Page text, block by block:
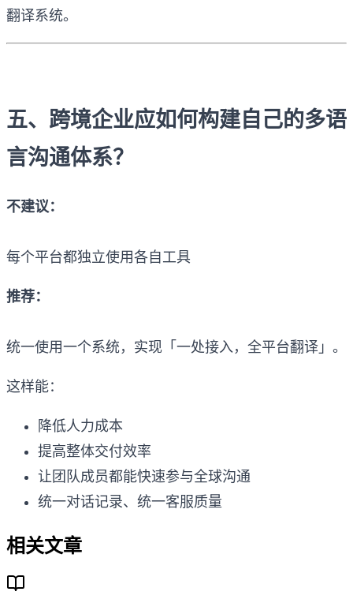
翻译系统。
五、跨境企业应如何构建自己的多语
言沟通体系？
不建议：
每个平台都独立使用各自工具
推荐：
统一使用一个系统，实现「一处接入，全平台翻译」。
这样能：
降低人力成本
提高整体交付效率
让团队成员都能快速参与全球沟通
统一对话记录、统一客服质量
相关文章